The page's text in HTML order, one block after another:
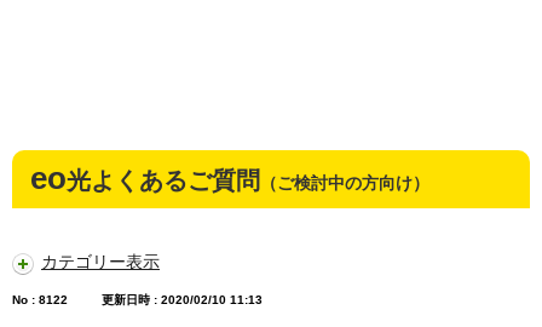
eo光よくあるご質問 （ご検討中の方向け）
カテゴリー表示
No : 8122 更新日時 : 2020/02/10 11:13